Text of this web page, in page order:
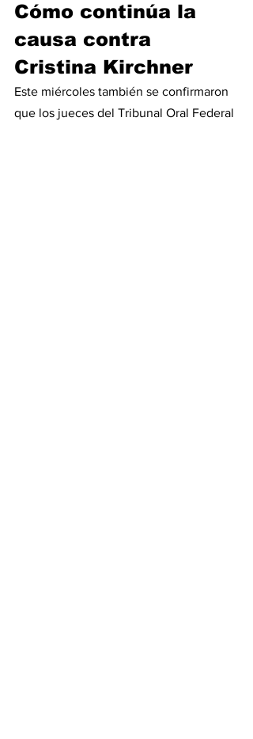
Cómo continúa la
causa contra
Cristina Kirchner
Este miércoles también se confirmaron
que los jueces del Tribunal Oral Federal